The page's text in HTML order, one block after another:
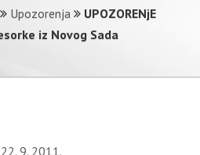
Upozorenja
UPOZORENjE
iz Novog Sada
9. 2011.